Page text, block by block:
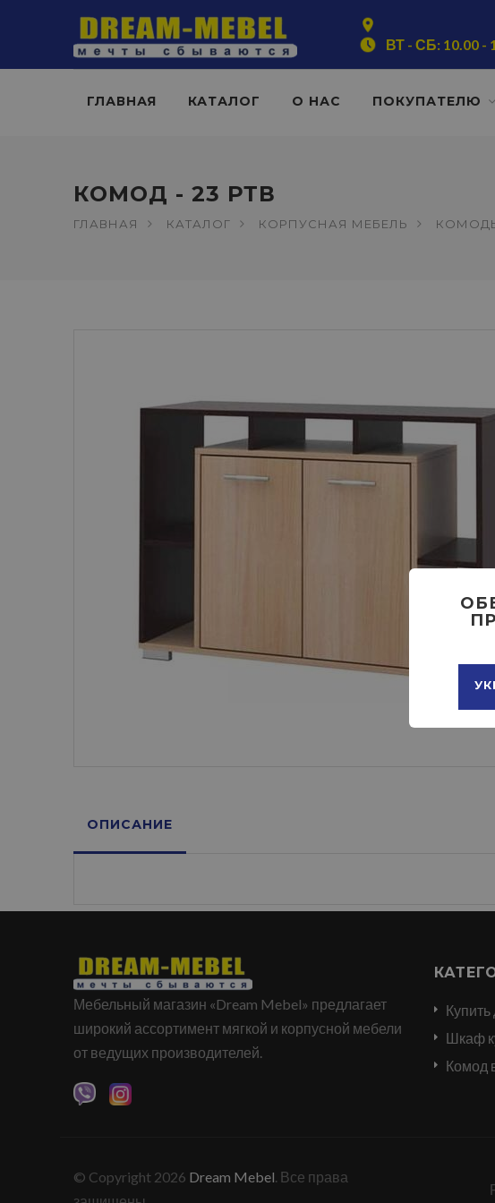
ВТ - СБ: 10.00 -
ГЛАВНАЯ КАТАЛОГ О НАС ПОКУПАТЕЛЮ
КОМОД - 23 РТВ
ГЛАВНАЯ КАТАЛОГ КОРПУСНАЯ МЕБЕЛЬ
ОПИСАНИЕ
Мебельный магазин «Dream Mebel» предлагает
широкий ассортимент мягкой и корпусной мебели
от ведущих производителей.
Шкаф
Комод
© Copyright 2026 Dream Mebel. Все права